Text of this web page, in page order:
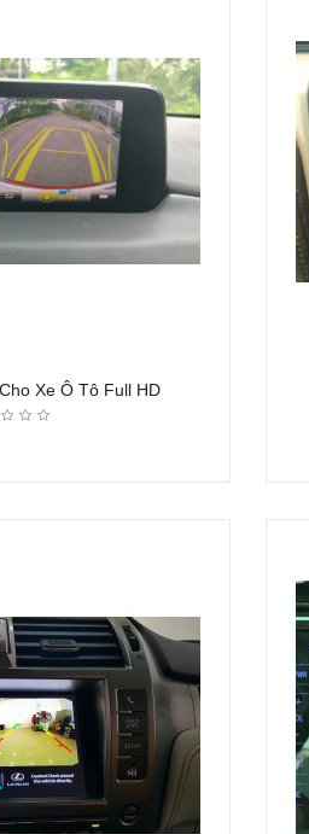
Xe Ô Tô Full HD